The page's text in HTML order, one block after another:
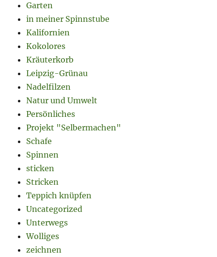
Garten
in meiner Spinnstube
Kalifornien
Kokolores
Kräuterkorb
Leipzig-Grünau
Nadelfilzen
Natur und Umwelt
Persönliches
Projekt "Selbermachen"
Schafe
Spinnen
sticken
Stricken
Teppich knüpfen
Uncategorized
Unterwegs
Wolliges
zeichnen